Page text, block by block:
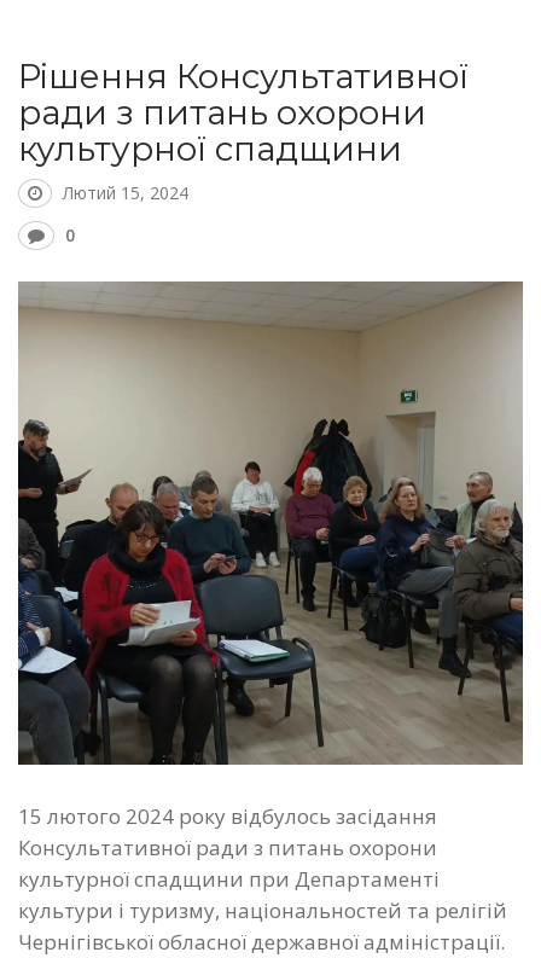
Рішення Консультативної
ради з питань охорони
культурної спадщини
Лютий 15, 2024
0
15 лютого 2024 року відбулось засідання
Консультативної ради з питань охорони
культурної спадщини при Департаменті
культури і туризму, національностей та релігій
Чернігівської обласної державної адміністрації.